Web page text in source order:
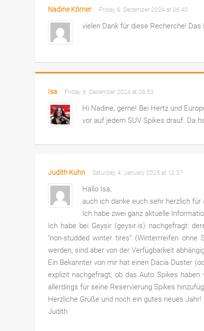
Nadine Körner Friday, 6. December 2024 at 06:40
vielen Dank für diese Recherche!
Isa Friday, 6. December 2024 at 08:53
Hi Nadine, gerne! Bei Hertz und
vor auf jedem SUV Spikes drauf. Da
Judith Kuhn Saturday, 4. January 2025 at 12:37
Hallo Isa,
auch ich danke euch sehr herzlich für
Ich habe zwei ganz aktuelle
Ich habe bei Geysir (geysir.is) nachgefragt:
“non-studded winter tires” (Winterrreifen
werden, sind aber von der Verfügbarkeit
Ein Bekannter von mir hat einen Dacia Duster
explizit nachgefragt, ob das Auto Spikes
allerdings für seine Reservierung Spikes
Herzliche Grüße und noch ein gutes neues Jahr!
Judith